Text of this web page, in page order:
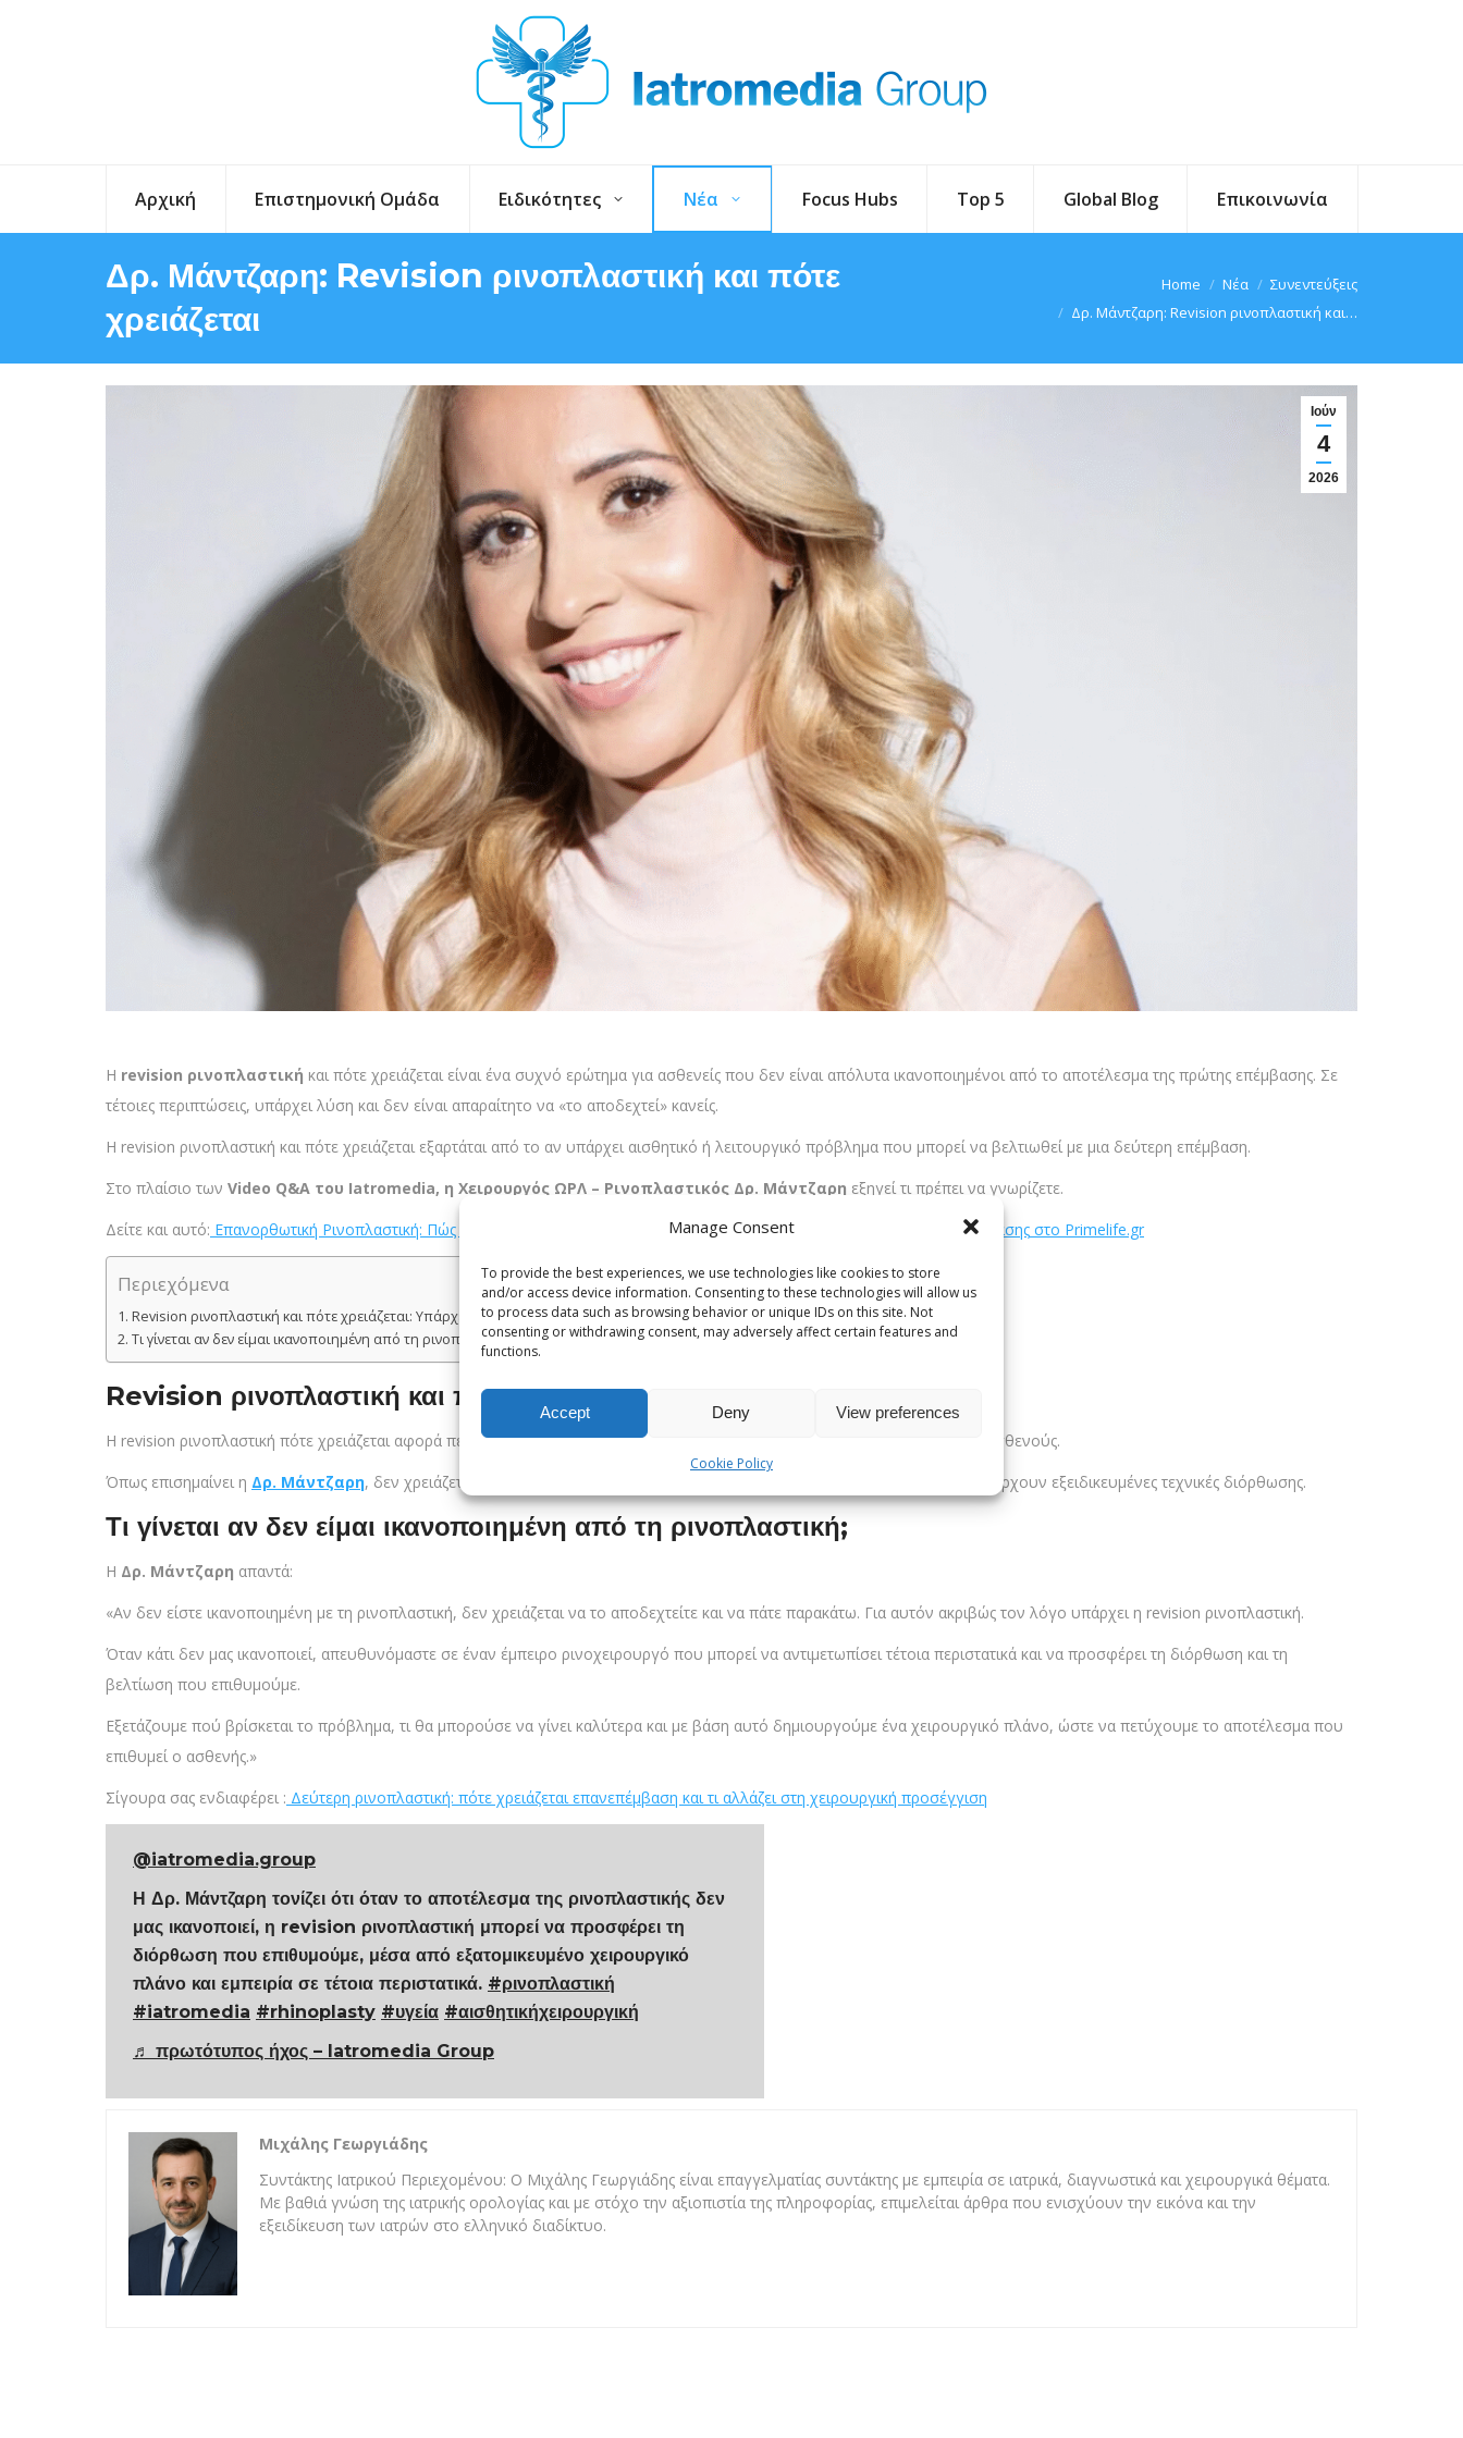
Manage Consent
To provide the best experiences, we use technologies like cookies to store
and/or access device information. Consenting to these technologies will allow us
to process data such as browsing behavior or unique IDs on this site. Not
consenting or withdrawing consent, may adversely affect certain features and
functions.
Accept Deny View preferences
Cookie Policy
Αρχική Επιστημονική Ομάδα Ειδικότητες Νέα Focus Hubs Top 5 Global Blog Επικοινωνία
Δρ. Μάντζαρη: Revision ρινοπλαστική και πότε
χρειάζεται
Home Νέα
Συνεντεύξεις
Δρ. Μάντζαρη: Revision ρινοπλαστική και…
Ιούν
4
2026
Η revision ρινοπλαστική και πότε χρειάζεται είναι ένα συχνό ερώτημα για ασθενείς που δεν είναι απόλυτα ικανοποιημένοι από το αποτέλεσμα της πρώτης επέμβασης. Σε
τέτοιες περιπτώσεις, υπάρχει λύση και δεν είναι απαραίτητο να «το αποδεχτεί» κανείς.
Η revision ρινοπλαστική και πότε χρειάζεται εξαρτάται από το αν υπάρχει αισθητικό ή λειτουργικό πρόβλημα που μπορεί να βελτιωθεί με μια δεύτερη επέμβαση.
Στο πλαίσιο των Video Q&A του Iatromedia, η Χειρουργός ΩΡΛ – Ρινοπλαστικός Δρ. Μάντζαρη εξηγεί τι πρέπει να γνωρίζετε.
Δείτε και αυτό: Επανορθωτική Ρινοπλαστική: Πώς διορθώνονται τα λειτουργικά και αισθητική λάθη μιας αποτυχημένης επέμβασης στο Primelife.gr
Περιεχόμενα
Revision ρινοπλαστική και πότε χρειάζεται: Υπάρχει λύση;
Τι γίνεται αν δεν είμαι ικανοποιημένη από τη ρινοπλαστική;
Revision ρινοπλαστική και πότε χρειάζεται: Υπάρχει λύση;
Η revision ρινοπλαστική πότε χρειάζεται αφορά περιπτώσεις όπου το αποτέλεσμα δεν ανταποκρίνεται στις προσδοκίες του ασθενούς.
Όπως επισημαίνει η Δρ. Μάντζαρη, δεν χρειάζεται να αποδεχτεί κανείς ένα αποτέλεσμα που δεν τον ικανοποιεί, καθώς υπάρχουν εξειδικευμένες τεχνικές διόρθωσης.
Τι γίνεται αν δεν είμαι ικανοποιημένη από τη ρινοπλαστική;
Η Δρ. Μάντζαρη απαντά:
«Αν δεν είστε ικανοποιημένη με τη ρινοπλαστική, δεν χρειάζεται να το αποδεχτείτε και να πάτε παρακάτω. Για αυτόν ακριβώς τον λόγο υπάρχει η revision ρινοπλαστική.
Όταν κάτι δεν μας ικανοποιεί, απευθυνόμαστε σε έναν έμπειρο ρινοχειρουργό που μπορεί να αντιμετωπίσει τέτοια περιστατικά και να προσφέρει τη διόρθωση και τη
βελτίωση που επιθυμούμε.
Εξετάζουμε πού βρίσκεται το πρόβλημα, τι θα μπορούσε να γίνει καλύτερα και με βάση αυτό δημιουργούμε ένα χειρουργικό πλάνο, ώστε να πετύχουμε το αποτέλεσμα που
επιθυμεί ο ασθενής.»
Σίγουρα σας ενδιαφέρει : Δεύτερη ρινοπλαστική: πότε χρειάζεται επανεπέμβαση και τι αλλάζει στη χειρουργική προσέγγιση
@iatromedia.group
Η Δρ. Μάντζαρη τονίζει ότι όταν το αποτέλεσμα της ρινοπλαστικής δεν
μας ικανοποιεί, η revision ρινοπλαστική μπορεί να προσφέρει τη
διόρθωση που επιθυμούμε, μέσα από εξατομικευμένο χειρουργικό
πλάνο και εμπειρία σε τέτοια περιστατικά. #ρινοπλαστική
#iatromedia #rhinoplasty #υγεία #αισθητικήχειρουργική
♬ πρωτότυπος ήχος – Iatromedia Group
Μιχάλης Γεωργιάδης
Συντάκτης Ιατρικού Περιεχομένου: Ο Μιχάλης Γεωργιάδης είναι επαγγελματίας συντάκτης με εμπειρία σε ιατρικά, διαγνωστικά και χειρουργικά θέματα.
Με βαθιά γνώση της ιατρικής ορολογίας και με στόχο την αξιοπιστία της πληροφορίας, επιμελείται άρθρα που ενισχύουν την εικόνα και την
εξειδίκευση των ιατρών στο ελληνικό διαδίκτυο.